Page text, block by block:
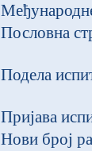
Пословна
Подела
Пријава
Нови број